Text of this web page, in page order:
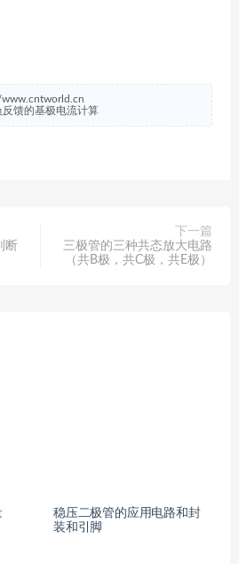
www.cntworld.cn
反馈的基极电流计算
断
下一篇
三极管的三种共态放大电路
（共B极，共C极，共E极）
稳压二极管的应用电路和封
装和引脚